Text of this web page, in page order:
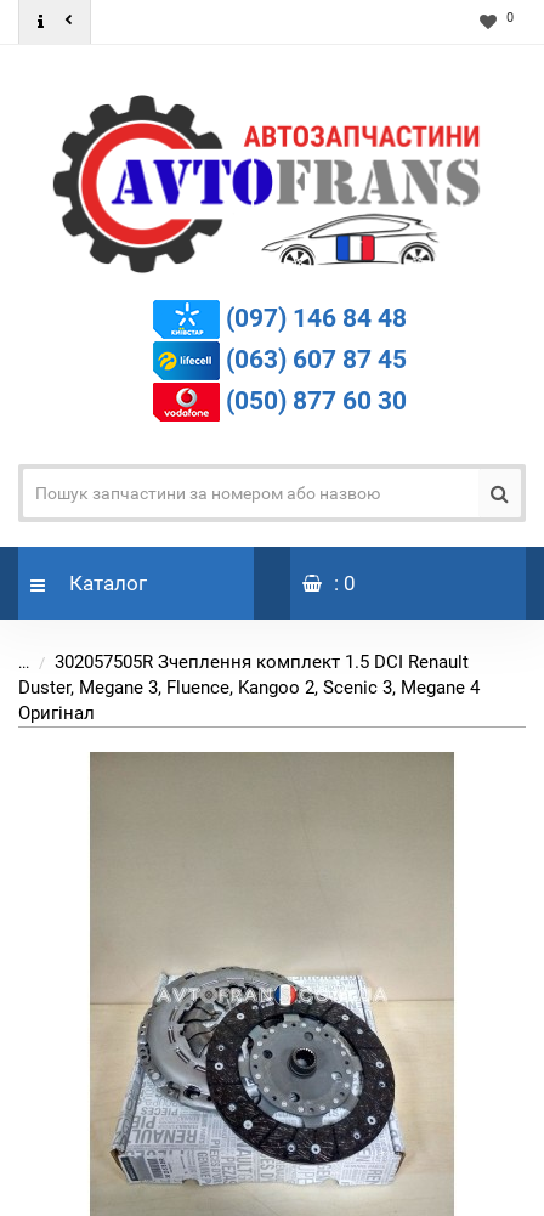
0
(097) 146 84 48
(063) 607 87 45
(050) 877 60 30
Каталог : 0
...
302057505R Зчеплення комплект 1.5 DCI Renault
Duster, Megane 3, Fluence, Kangoo 2, Scenic 3, Megane 4
Оригінал